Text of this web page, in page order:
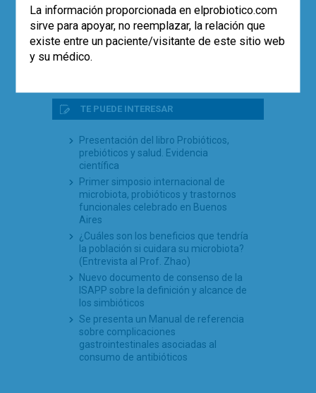
boulardiiCNCM I-745 en la prevención
de la diarrea asociada a antibióticos
en pediatría (estudio SABURA)
El largo camino iberolatinoamericano
de la microbiota en 2025
TE PUEDE INTERESAR
Presentación del libro Probióticos,
prebióticos y salud. Evidencia
científica
Primer simposio internacional de
microbiota, probióticos y trastornos
funcionales celebrado en Buenos
Aires
¿Cuáles son los beneficios que tendría
la población si cuidara su microbiota?
(Entrevista al Prof. Zhao)
Nuevo documento de consenso de la
ISAPP sobre la definición y alcance de
los simbióticos
Se presenta un Manual de referencia
sobre complicaciones
gastrointestinales asociadas al
consumo de antibióticos
La información proporcionada en elprobiotico.com
sirve para apoyar, no reemplazar, la relación que
existe entre un paciente/visitante de este sitio web
y su médico.